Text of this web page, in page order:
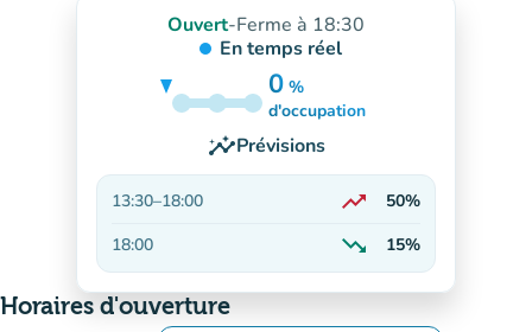
Ouvert-Ferme à 18:30
En temps réel
0 %
35%
d'occupation
insightsPrévisions
13:30–18:00 trending_up
50%
18:00
trending_down
En baisse
15%
Horaires d'ouverture